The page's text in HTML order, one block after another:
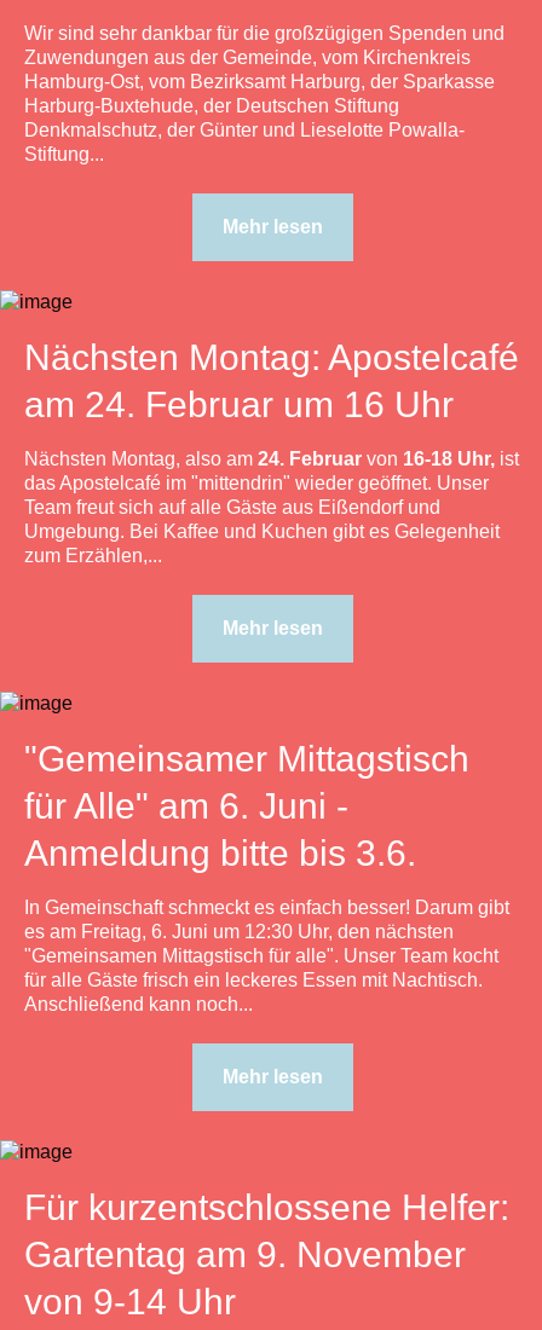
Wir sind sehr dankbar für die großzügigen Spenden und
Zuwendungen aus der Gemeinde, vom Kirchenkreis
Hamburg-Ost, vom Bezirksamt Harburg, der Sparkasse
Harburg-Buxtehude, der Deutschen Stiftung
Denkmalschutz, der Günter und Lieselotte Powalla-
Stiftung...
Mehr lesen
Nächsten Montag: Apostelcafé
am 24. Februar um 16 Uhr
Nächsten Montag, also am 24. Februar von 16-18 Uhr, ist
das Apostelcafé im "mittendrin" wieder geöffnet. Unser
Team freut sich auf alle Gäste aus Eißendorf und
Umgebung. Bei Kaffee und Kuchen gibt es Gelegenheit
zum Erzählen,...
Mehr lesen
"Gemeinsamer Mittagstisch
für Alle" am 6. Juni -
Anmeldung bitte bis 3.6.
In Gemeinschaft schmeckt es einfach besser! Darum gibt
es am Freitag, 6. Juni um 12:30 Uhr, den nächsten
"Gemeinsamen Mittagstisch für alle". Unser Team kocht
für alle Gäste frisch ein leckeres Essen mit Nachtisch.
Anschließend kann noch...
Mehr lesen
Für kurzentschlossene Helfer:
Gartentag am 9. November
von 9-14 Uhr